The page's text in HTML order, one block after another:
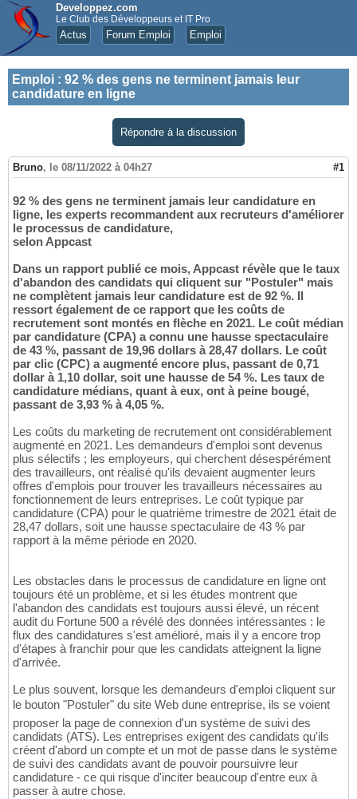
Developpez.com
Le Club des Développeurs et IT Pro
Actus Forum Emploi Emploi
Emploi : 92 % des gens ne terminent jamais leur
candidature en ligne
Répondre à la discussion
Bruno, le 08/11/2022 à 04h27 #1
92 % des gens ne terminent jamais leur candidature en
ligne, les experts recommandent aux recruteurs d'améliorer
le processus de candidature,
selon Appcast
Dans un rapport publié ce mois, Appcast révèle que le taux
d'abandon des candidats qui cliquent sur "Postuler" mais
ne complètent jamais leur candidature est de 92 %. Il
ressort également de ce rapport que les coûts de
recrutement sont montés en flèche en 2021. Le coût médian
par candidature (CPA) a connu une hausse spectaculaire
de 43 %, passant de 19,96 dollars à 28,47 dollars. Le coût
par clic (CPC) a augmenté encore plus, passant de 0,71
dollar à 1,10 dollar, soit une hausse de 54 %. Les taux de
candidature médians, quant à eux, ont à peine bougé,
passant de 3,93 % à 4,05 %.
Les coûts du marketing de recrutement ont considérablement
augmenté en 2021. Les demandeurs d'emploi sont devenus
plus sélectifs ; les employeurs, qui cherchent désespérément
des travailleurs, ont réalisé qu'ils devaient augmenter leurs
offres d'emplois pour trouver les travailleurs nécessaires au
fonctionnement de leurs entreprises. Le coût typique par
candidature (CPA) pour le quatrième trimestre de 2021 était de
28,47 dollars, soit une hausse spectaculaire de 43 % par
rapport à la même période en 2020.
Les obstacles dans le processus de candidature en ligne ont
toujours été un problème, et si les études montrent que
l'abandon des candidats est toujours aussi élevé, un récent
audit du Fortune 500 a révélé des données intéressantes : le
flux des candidatures s'est amélioré, mais il y a encore trop
d'étapes à franchir pour que les candidats atteignent la ligne
d'arrivée.
Le plus souvent, lorsque les demandeurs d'emploi cliquent sur
le bouton "Postuler" du site Web dune entreprise, ils se voient
proposer la page de connexion d'un système de suivi des
candidats (ATS). Les entreprises exigent des candidats qu'ils
créent d'abord un compte et un mot de passe dans le système
de suivi des candidats avant de pouvoir poursuivre leur
candidature - ce qui risque d'inciter beaucoup d'entre eux à
passer à autre chose.